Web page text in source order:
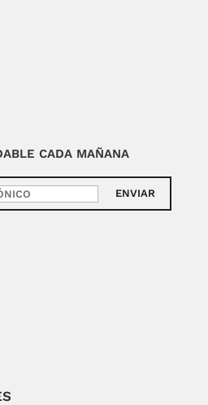
CADA MAÑANA
ENVIAR